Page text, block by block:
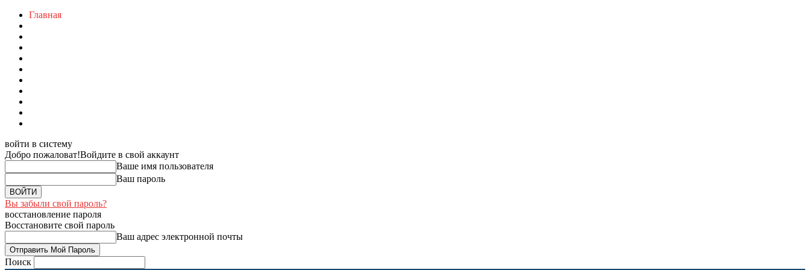
Главная
войти в систему
Добро пожаловат!Войдите в свой аккаунт
Ваше имя пользователя
Ваш пароль
Вы забыли свой пароль?
восстановление пароля
Восстановите свой пароль
Ваш адрес электронной почты
Поиск